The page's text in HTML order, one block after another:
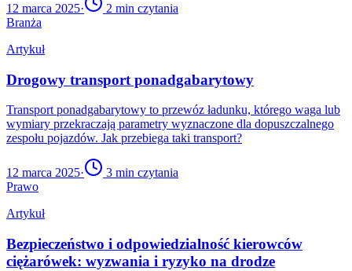
12 marca 2025· 2 min czytania
Branża
Artykuł
Drogowy transport ponadgabarytowy
Transport ponadgabarytowy to przewóz ładunku, którego waga lub
wymiary przekraczają parametry wyznaczone dla dopuszczalnego
zespołu pojazdów. Jak przebiega taki transport?
12 marca 2025· 3 min czytania
Prawo
Artykuł
Bezpieczeństwo i odpowiedzialność kierowców
ciężarówek: wyzwania i ryzyko na drodze